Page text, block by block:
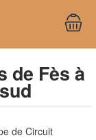
de Fès à
de Circuit